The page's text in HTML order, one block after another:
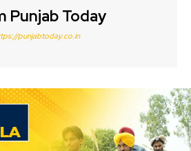
Punjab Today
punjabtoday.co.in